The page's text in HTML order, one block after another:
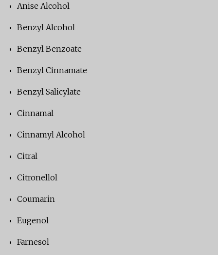
Anise Alcohol
Benzyl Alcohol
Benzyl Benzoate
Benzyl Cinnamate
Benzyl Salicylate
Cinnamal
Cinnamyl Alcohol
Citral
Citronellol
Coumarin
Eugenol
Farnesol